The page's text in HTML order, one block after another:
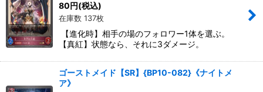
80円(税込)
在庫数 137枚
【進化時】相手の場のフォロワー1体を選ぶ。
【真紅】状態なら、それに3ダメージ。
ゴーストメイド【SR】{BP10-082}《ナイトメ
ア》